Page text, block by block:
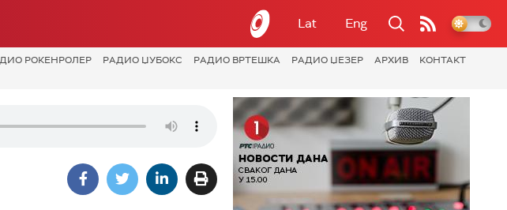
Lat Eng
РОКЕНРОЛЕР РАДИО ЏУБОКС РАДИО ВРТЕШКА РАДИО ЏЕЗЕР АРХИВ
КОНТАКТ